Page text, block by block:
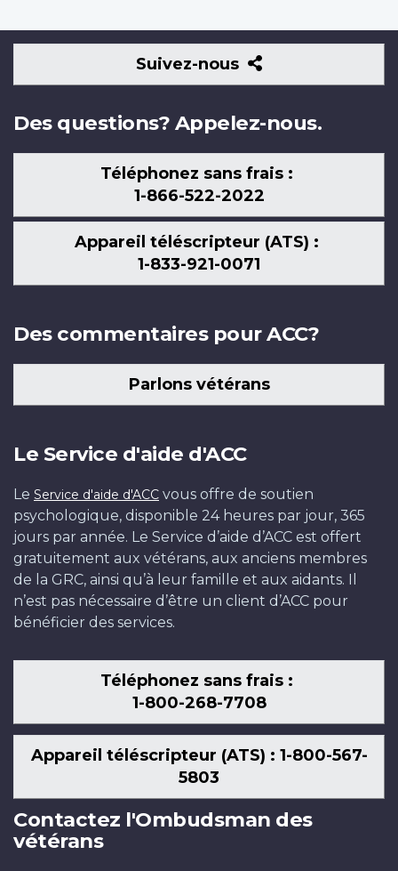
Suivez-nous
Suivez-
nous
Des questions? Appelez-nous.
Téléphonez sans frais :
1-866-522-2022
Appareil téléscripteur (ATS) :
1-833-921-0071
Des commentaires pour ACC?
Parlons vétérans
Le Service d'aide d'ACC
Le Service d'aide d'ACC vous offre de soutien
psychologique, disponible 24 heures par jour, 365
jours par année. Le Service d’aide d’ACC est offert
gratuitement aux vétérans, aux anciens membres
de la GRC, ainsi qu’à leur famille et aux aidants. Il
n’est pas nécessaire d’être un client d’ACC pour
bénéficier des services.
Téléphonez sans frais :
1-800-268-7708
Appareil téléscripteur (ATS) : 1-800-567-
5803
Contactez l'Ombudsman des
vétérans